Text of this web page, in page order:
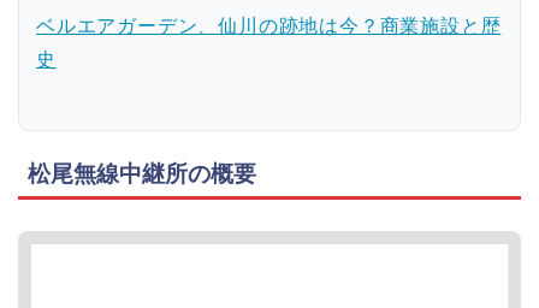
ベルエアガーデン、仙川の跡地は今？商業施設と歴
史
松尾無線中継所の概要